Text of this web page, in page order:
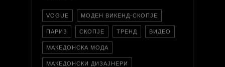
VOGUE МОДЕН ВИКЕНД-СКОПЈЕ
ПАРИЗ СКОПЈЕ ТРЕНД ВИДЕО
МАКЕДОНСКА МОДА
МАКЕДОНСКИ ДИЗАЈНЕРИ